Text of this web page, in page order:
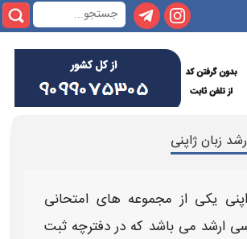
زبان ژاپنی
یکی از مجموعه های امتحانی
ارشد می باشد که در دفترچه ثبت